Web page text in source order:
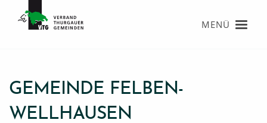
MENÜ
GEMEINDE FELBEN-
WELLHAUSEN